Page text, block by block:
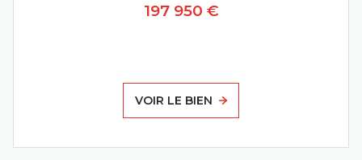
197 950 €
VOIR LE BIEN